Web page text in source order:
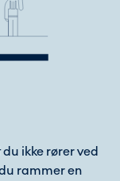
ikke rører ved
rammer en